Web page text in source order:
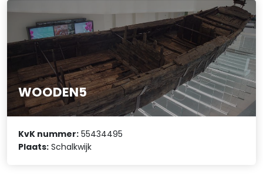
WOODEN5
KvK nummer: 55434495
Plaats: Schalkwijk